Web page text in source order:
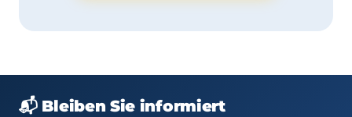
📬 Bleiben Sie informiert